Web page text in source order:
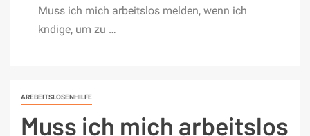
Muss ich mich arbeitslos melden, wenn ich
kndige, um zu …
AREBEITSLOSENHILFE
Muss ich mich arbeitslos